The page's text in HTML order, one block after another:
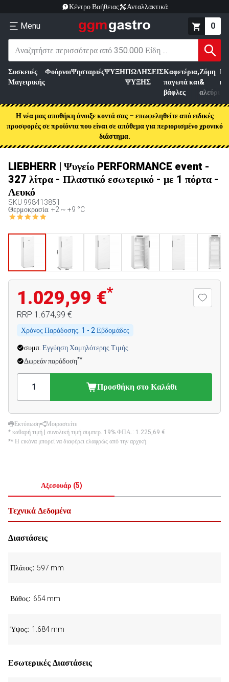
Κέντρο Βοήθειας Ανταλλακτικά
Menu 0
Συσκευές
Μαγειρικής
ΦούρνοιΨησταριέςΨΥΞΗΠΩΛΗΣΕΙΣ
ΨΥΞΗΣ
Καφετέρια,
παγωτά και
βάφλες
Ζύμη
&
αλεύρι
Η νέα μας αποθήκη άνοιξε κοντά σας – επωφεληθείτε από ειδικές
προσφορές σε προϊόντα που είναι σε απόθεμα για περιορισμένο χρονικό
διάστημα.
LIEBHERR | Ψυγείο PERFORMANCE event -
327 λίτρα - Πλαστικό εσωτερικό - με 1 πόρτα -
Λευκό
SKU 998413851
Θερμοκρασία: +2 ~ +9 °C
1.029,99 €*
RRP 1.674,99 €
Χρόνος Παράδοσης: 1 - 2 Εβδομάδες
συμπ. Εγγύηση Χαμηλότερης Τιμής
Δωρεάν παράδοση**
Προσθήκη στο Καλάθι
Εκτύπωση
Μοιραστείτε
* καθαρή τιμή | συνολική τιμή συμπερ. 19% ΦΠΑ.: 1.225,69 €
** Η εικόνα μπορεί να διαφέρει ελαφρώς από την αρχική.
Αξεσουάρ (5)
Τεχνικά Δεδομένα
Διαστάσεις
Πλάτος 597 mm
Βάθος 654 mm
Ύψος 1.684 mm
Εσωτερικές Διαστάσεις